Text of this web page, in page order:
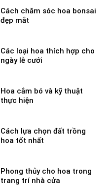
Cách chăm sóc hoa bonsai
đẹp mắt
Các loại hoa thích hợp cho
ngày lễ cưới
Hoa cắm bó và kỹ thuật
thực hiện
Cách lựa chọn đất trồng
hoa tốt nhất
Phong thủy cho hoa trong
trang trí nhà cửa